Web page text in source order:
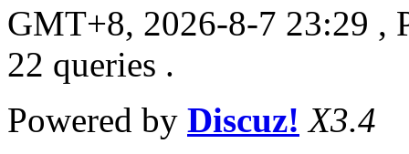
GMT+8, 2026-8-7 23:29 ,
22 queries .
Powered by Discuz! X3.4